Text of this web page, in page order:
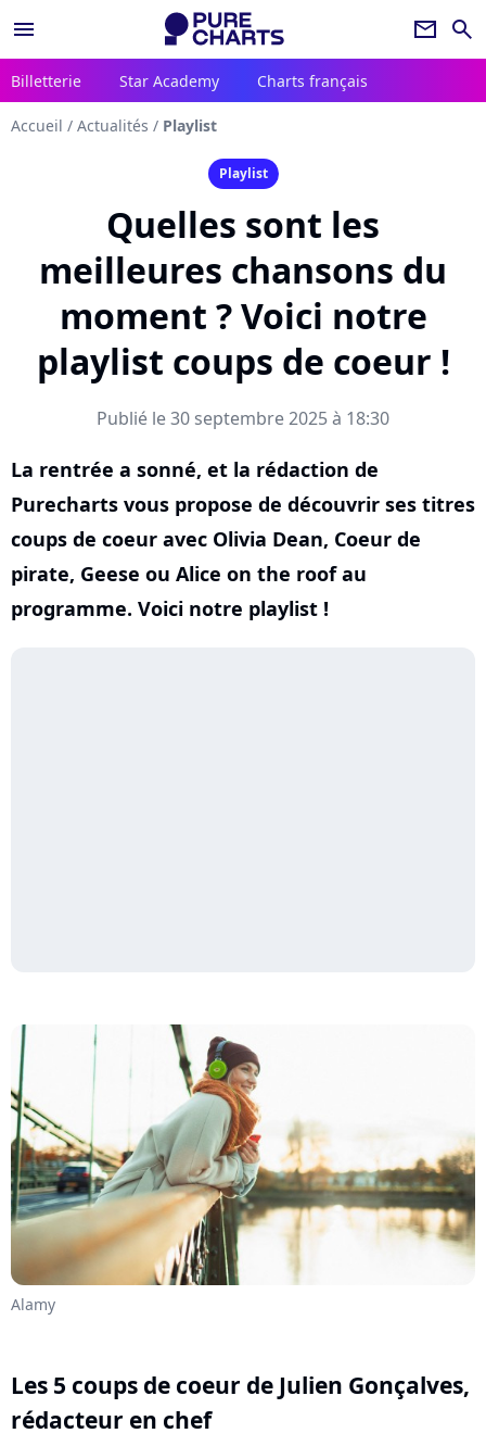
menu newsletter search
Billetterie Star Academy Charts français
Accueil / Actualités / Playlist
Playlist
Quelles sont les
meilleures chansons du
moment ? Voici notre
playlist coups de coeur !
Publié le 30 septembre 2025 à 18:30
La rentrée a sonné, et la rédaction de
Purecharts vous propose de découvrir ses titres
coups de coeur avec Olivia Dean, Coeur de
pirate, Geese ou Alice on the roof au
programme. Voici notre playlist !
Alamy
Les 5 coups de coeur de Julien Gonçalves,
rédacteur en chef